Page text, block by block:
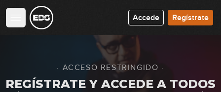
Accede Regístrate
· ACCESO RESTRINGIDO ·
REGÍSTRATE Y ACCEDE A TODOS